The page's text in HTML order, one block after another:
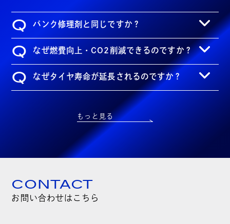
Q パンク修理剤と同じですか？
Q なぜ燃費向上・CO2削減できるのですか？
Q なぜタイヤ寿命が延長されるのですか？
もっと見る
CONTACT
お問い合わせはこちら